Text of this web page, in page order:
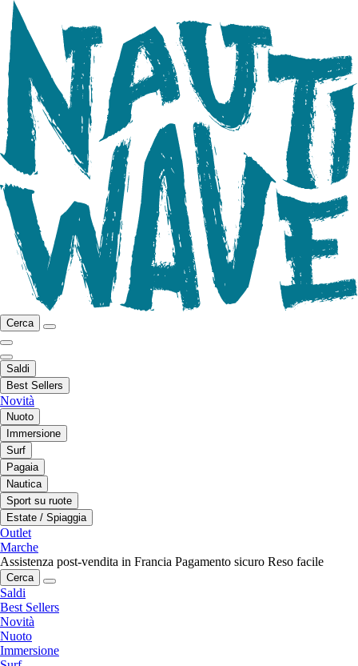
Cerca
Saldi
Best Sellers
Novità
Nuoto
Immersione
Surf
Pagaia
Nautica
Sport su ruote
Estate / Spiaggia
Outlet
Marche
Assistenza post-vendita in Francia Pagamento sicuro Reso facile
Cerca
Saldi
Best Sellers
Novità
Nuoto
Immersione